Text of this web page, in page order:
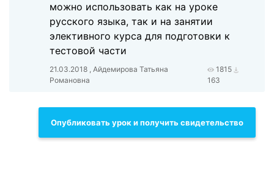
можно использовать как на уроке
русского языка, так и на занятии
элективного курса для подготовки к
тестовой части
21.03.2018 , Айдемирова Татьяна
Романовна
1815
163
Опубликовать урок и получить свидетельство